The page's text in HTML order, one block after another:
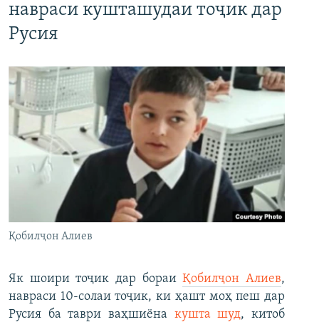
навраси кушташудаи тоҷик дар
Русия
Қобилҷон Алиев
Як шоири тоҷик дар бораиҚобилҷон Алиев,
навраси 10-солаи тоҷик, ки ҳашт моҳ пеш дар
Русия ба таври ваҳшиёна кушта шуд, китоб